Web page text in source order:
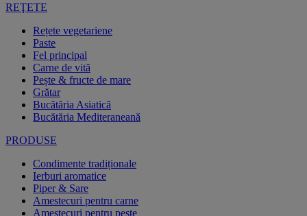
REŢETE
Rețete vegetariene
Paste
Fel principal
Carne de vită
Pește & fructe de mare
Grătar
Bucătăria Asiatică
Bucătăria Mediteraneană
PRODUSE
Condimente tradiționale
Ierburi aromatice
Piper & Sare
Amestecuri pentru carne
Amestecuri pentru pește